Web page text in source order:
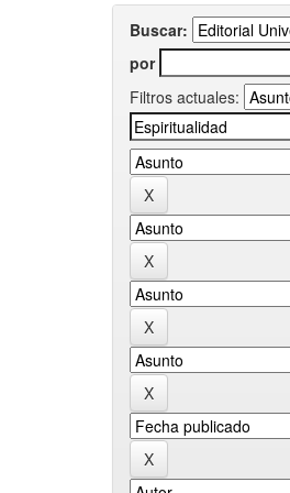
Buscar:
por
Filtros actuales: